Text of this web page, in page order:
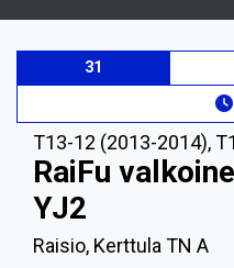
31
T13-12 (2013-2014),
RaiFu
YJ2
Raisio, Kerttula TN A